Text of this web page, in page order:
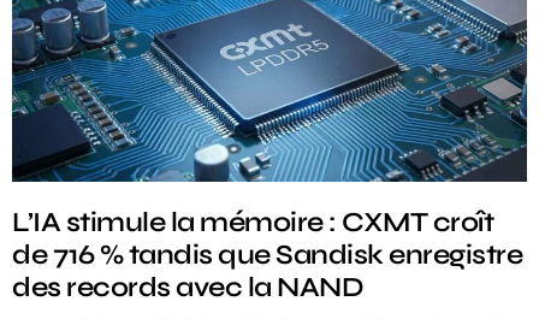
L’IA stimule la mémoire : CXMT croît
de 716 % tandis que Sandisk enregistre
des records avec la NAND